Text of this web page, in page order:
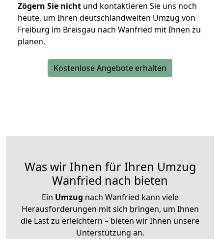
Zögern Sie nicht und kontaktieren Sie uns noch
heute, um Ihren deutschlandweiten Umzug von
Freiburg im Breisgau nach Wanfried mit Ihnen zu
planen.
Kostenlose Angebote erhalten
Was wir Ihnen für Ihren Umzug
Wanfried nach bieten
Ein Umzug nach Wanfried kann viele
Herausforderungen mit sich bringen, um Ihnen
die Last zu erleichtern – bieten wir Ihnen unsere
Unterstützung an.